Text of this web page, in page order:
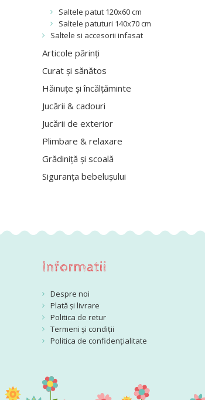
Saltele patut 120x60 cm
Saltele patuturi 140x70 cm
Saltele si accesorii infasat
Articole părinți
Curat și sănătos
Hăinuțe și încălțăminte
Jucării & cadouri
Jucării de exterior
Plimbare & relaxare
Grădiniță și scoală
Siguranța bebelușului
Informatii
Despre noi
Plată și livrare
Politica de retur
Termeni și condiții
Politica de confidențialitate